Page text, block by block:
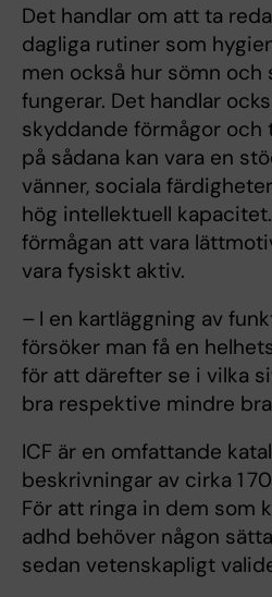
Det handlar om att ta
dagliga rutiner som
men också hur sömn och
fungerar. Det handlar
skyddande förmågor och
på sådana kan vara en
vänner, sociala
hög intellektuell
förmågan att vara
vara fysiskt aktiv.
– I en kartläggning av
försöker man få en
för att därefter se i vilka
bra respektive mindre
ICF är en omfattande
beskrivningar av cirka 1
För att ringa in dem som
adhd behöver någon
sedan vetenskapligt